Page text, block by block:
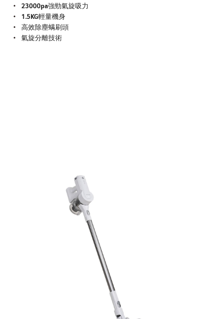
23000pa強勁氣旋吸力
1.5KG輕量機身
高效除塵螨刷頭
氣旋分離技術